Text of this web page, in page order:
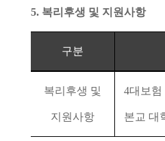
5. 복리후생 및 지원사항
구분
복리후생 및
지원사항
4대보험
본교 대